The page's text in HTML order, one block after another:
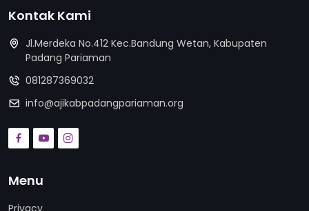
Kontak Kami
Jl.Merdeka No.412 Kec.Bandung Wetan, Kabupaten
Padang Pariaman
081287369032
info@ajikabpadangpariaman.org
Menu
Privacy